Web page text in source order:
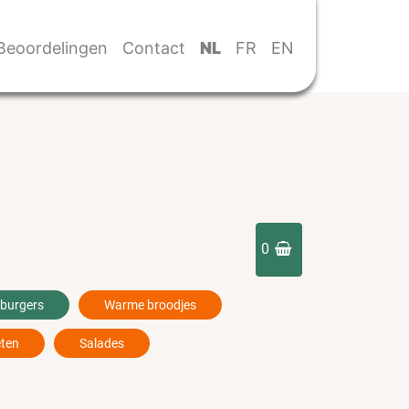
Contact NL FR EN
0
Warme broodjes
Salades